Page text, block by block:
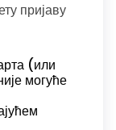
пријаву
(или
могуће